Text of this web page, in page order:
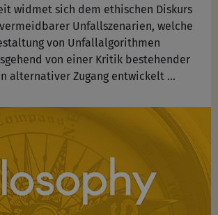
widmet sich dem ethischen Diskurs
Unfallszenarien, welche
von Unfallalgorithmen
von einer Kritik bestehender
alternativer Zugang entwickelt …